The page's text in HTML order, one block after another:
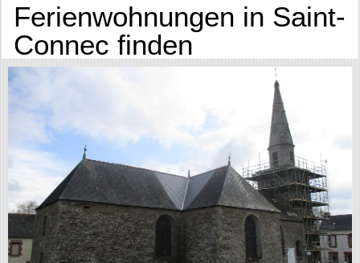
Ferienwohnungen in Saint-
Connec finden